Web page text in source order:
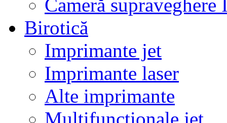
Cameră supraveghere
Birotică
Imprimante jet
Imprimante laser
Alte imprimante